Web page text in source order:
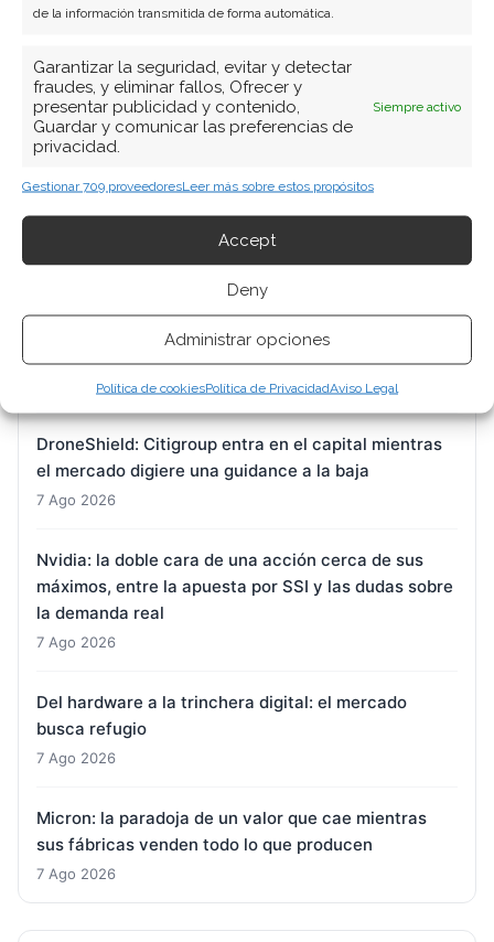
de la información transmitida de forma automática.
Garantizar la seguridad, evitar y detectar
fraudes, y eliminar fallos, Ofrecer y
presentar publicidad y contenido,
Guardar y comunicar las preferencias de
privacidad.
Siempre activo
Gestionar 709 proveedoresLeer más sobre estos propósitos
Accept
Deny
Administrar opciones
Política de cookiesPolítica de PrivacidadAviso Legal
BUSCAR
ARTÍCULOS RECIENTES
reconducir un barco que pierde fuelle
7 Ago 2026
DroneShield: Citigroup entra en el capital mientras
el mercado digiere una guidance a la baja
7 Ago 2026
Nvidia: la doble cara de una acción cerca de sus
máximos, entre la apuesta por SSI y las dudas sobre
la demanda real
7 Ago 2026
Del hardware a la trinchera digital: el mercado
busca refugio
7 Ago 2026
Micron: la paradoja de un valor que cae mientras
sus fábricas venden todo lo que producen
7 Ago 2026